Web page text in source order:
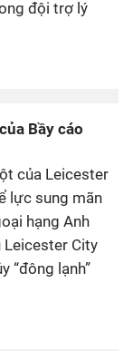
đội trợ lý
Bầy cáo
của Leicester
lực sung mãn
hạng Anh
Leicester City
“đông lạnh”